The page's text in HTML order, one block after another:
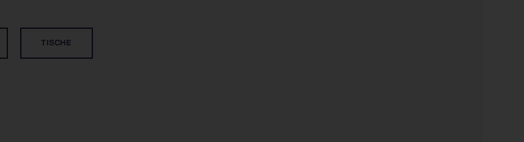
TISCHE